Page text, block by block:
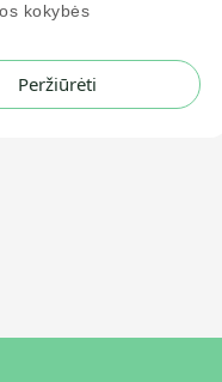
revoliucinėmis funkcijomis.